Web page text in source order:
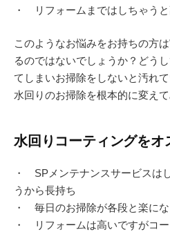
・ リフォームまではしちゃう
このようなお悩みをお持ちの方
るのではないでしょうか？どう
てしまいお掃除をしないと汚れ
水回りのお掃除を根本的に変え
水回りコーティングをオ
・ SPメンテナンスサービスは
うから長持ち
・ 毎日のお掃除が各段と楽に
・ リフォームは高いですがコ